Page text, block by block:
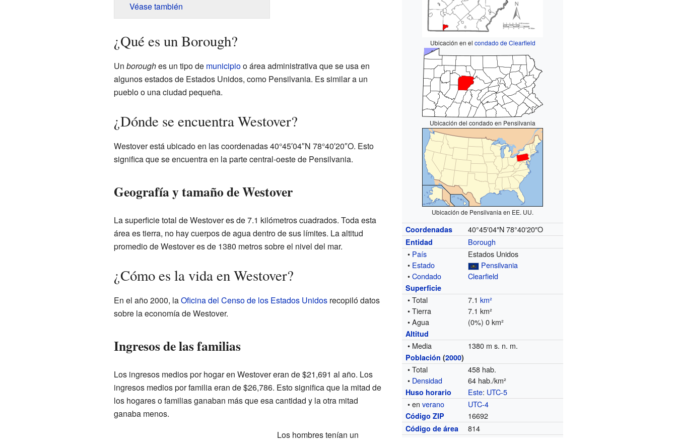
Ubicación en el condado de Clearfield
Ubicación del condado en Pensilvania
Ubicación de Pensilvania en EE. UU.
Coordenadas 40°45′04″N 78°40′20″O
Entidad
Borough
• País
Estados Unidos
• Estado
Pensilvania
•Condado Clearfield
Superficie
• Total 7.1km²
• Tierra
7.1 km²
• Agua
(0%) 0 km²
Altitud
• Media 1380 m s. n. m.
Población (2000)
• Total
458 hab.
• Densidad 64 hab./km²
Huso horario Este: UTC-5
• enverano UTC-4
Código ZIP 16692
Código de área 814
Véase también
¿Qué es un Borough?
Un boroughes un tipo de municipioo área administrativa que se usa en
algunos estados de Estados Unidos, como Pensilvania. Es similar a un
pueblo o una ciudad pequeña.
¿Dónde se encuentra Westover?
Westover está ubicado en las coordenadas 40°45′04″N 78°40′20″O. Esto
significa que se encuentra en la parte central-oeste de Pensilvania.
Geografía y tamaño de Westover
La superficie total de Westover es de 7.1 kilómetros cuadrados. Toda esta
área es tierra, no hay cuerpos de agua dentro de sus límites. La altitud
promedio de Westover es de 1380 metros sobre el nivel del mar.
¿Cómo es la vida en Westover?
En el año 2000, laOficina del Censo de los Estados Unidosrecopiló datos
sobre la economía de Westover.
Ingresos de las familias
Los ingresos medios por hogar en Westover eran de $21,691 al año. Los
ingresos medios por familia eran de $26,786. Esto significa que la mitad de
los hogares o familias ganaban más que esa cantidad y la otra mitad
ganaba menos.
Los hombres tenían un